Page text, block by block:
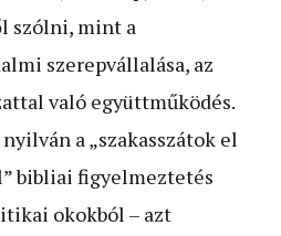
szólni, mint a
szerepvállalása, az
való együttműködés.
a „szakasszátok el
bibliai figyelmeztetés
okokból – azt